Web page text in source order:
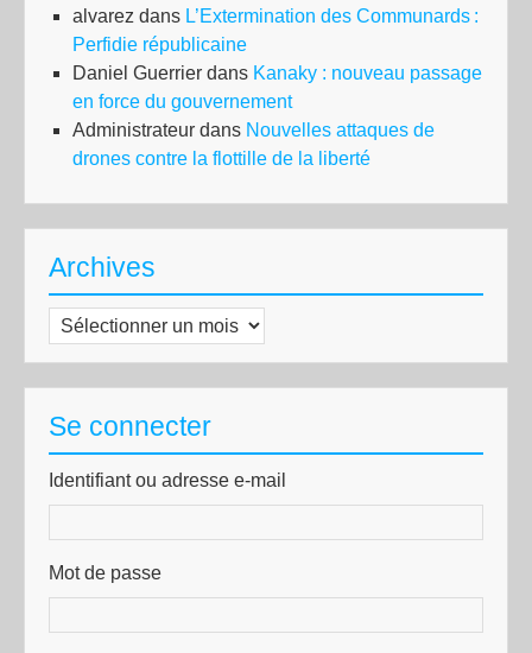
alvarez dans L’Extermination des Communards :
Perfidie républicaine
Daniel Guerrier dans Kanaky : nouveau passage
en force du gouvernement
Administrateur dans Nouvelles attaques de
drones contre la flottille de la liberté
Archives
Archives
Se connecter
Identifiant ou adresse e-mail
Mot de passe